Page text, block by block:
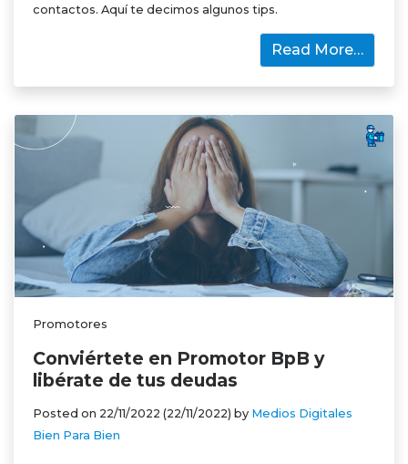
contactos. Aquí te decimos algunos tips.
Read More…
Promotores
Conviértete en Promotor BpB y
libérate de tus deudas
Posted on 22/11/2022 (22/11/2022) by Medios Digitales
Bien Para Bien